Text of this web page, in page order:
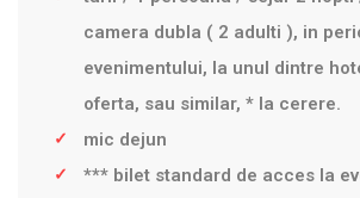
camera dubla ( 2 adulti ), in
evenimentului, la unul dintre
oferta, sau similar, * la cerere.
mic dejun
*** bilet standard de acces la